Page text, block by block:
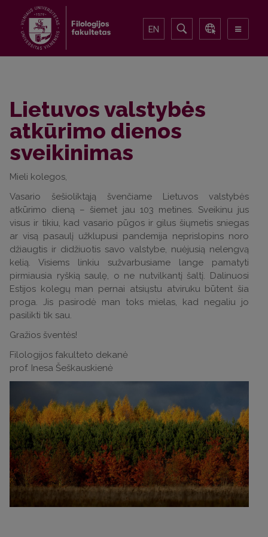
EN
Lietuvos valstybės
atkūrimo dienos
sveikinimas
Mieli kolegos,
Vasario šešioliktąją švenčiame Lietuvos valstybės
atkūrimo dieną – šiemet jau 103 metines. Sveikinu jus
visus ir tikiu, kad vasario pūgos ir gilus šiųmetis sniegas
ar visą pasaulį užklupusi pandemija neprislopins noro
džiaugtis ir didžiuotis savo valstybe, nuėjusią nelengvą
kelią. Visiems linkiu sužvarbusiame lange pamatyti
pirmiausia ryškią saulę, o ne nutvilkantį šaltį. Dalinuosi
Estijos kolegų man pernai atsiųstu atviruku būtent šia
proga. Jis pasirodė man toks mielas, kad negaliu jo
pasilikti tik sau.
Gražios šventės!
Filologijos fakulteto dekanė
prof. Inesa Šeškauskienė